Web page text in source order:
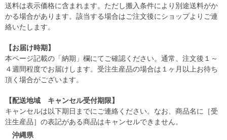
送料は表示価格に含まれます。ただし搬入条件により別途送料がか
かる場合があります。該当する場合はご注文後にショップよりご連
絡いたします。
【お届け時期】
本ページ記載の「納期」欄にてご確認ください。通常、注文後１～
４週間程度でお届けします。受注生産品の場合は１ヶ月以上お待ち
頂く場合がございます。
【配送地域 キャンセル受付期限】
キャンセルは以下期日までにご連絡ください。なお、商品名に［受
注生産品］の表記がある商品はキャンセルできません。
沖縄県